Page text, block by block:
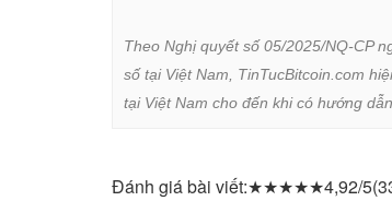
Theo Nghị quyết số 05/2025/NQ-CP
số tại Việt Nam, TinTucBitcoin.com
tại Việt Nam cho đến khi có hướng
Đánh giá bài viết:★★★★★4,92/5